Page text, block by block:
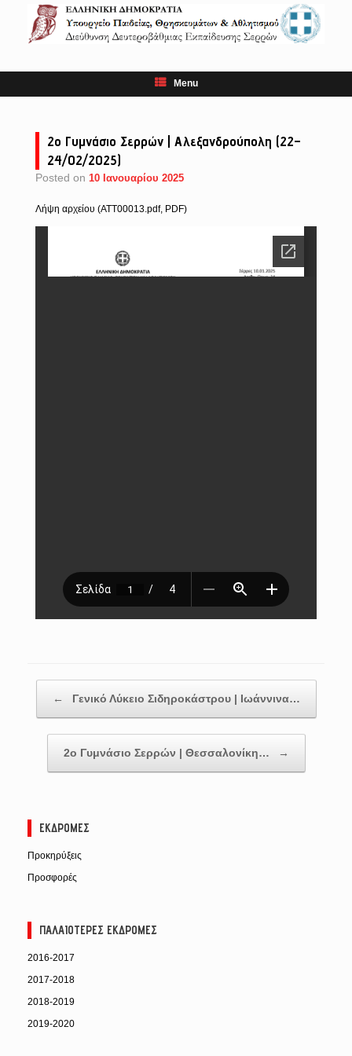
content
Menu
2ο Γυμνάσιο Σερρών | Αλεξανδρούπολη (22–
24/02/2025)
Posted on 10 Ιανουαρίου 2025
Λήψη αρχείου (ATT00013.pdf, PDF)
←
Γενικό Λύκειο Σιδηροκάστρου | Ιωάννινα…
2ο Γυμνάσιο Σερρών | Θεσσαλονίκη… →
ΕΚΔΡΟΜΈΣ
Προκηρύξεις
Προσφορές
ΠΑΛΑΙΌΤΕΡΕΣ ΕΚΔΡΟΜΈΣ
2016-2017
2017-2018
2018-2019
2019-2020